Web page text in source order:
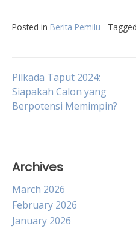
Posted in Berita Pemilu Tagged
Post
navigation
Pilkada Taput 2024:
Siapakah Calon yang
Berpotensi Memimpin?
Archives
March 2026
February 2026
January 2026